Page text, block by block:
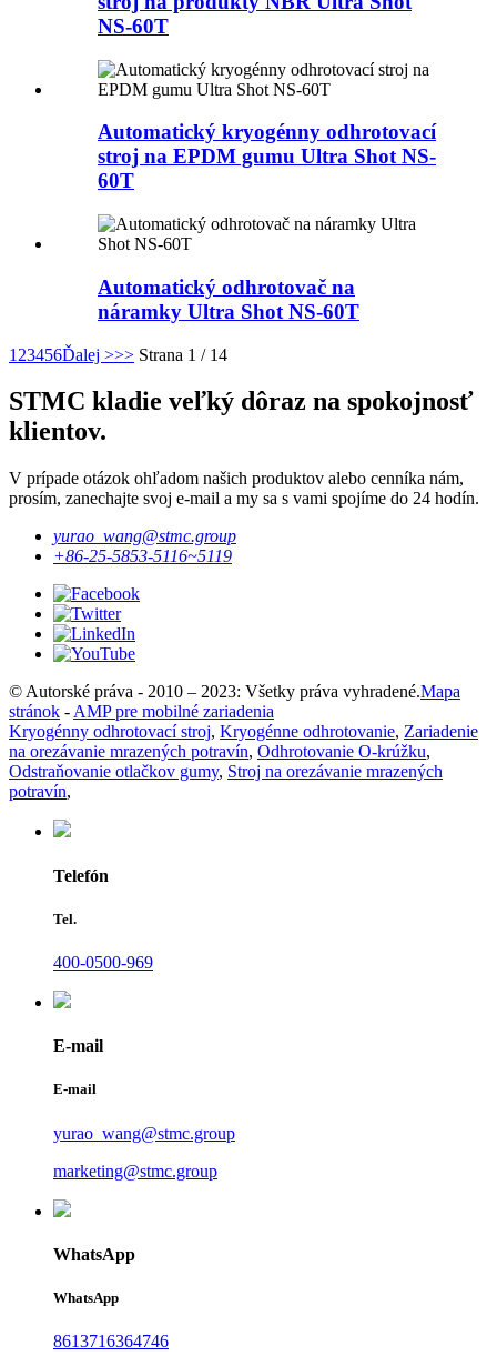
NS-60T
Automatický kryogénny odhrotovací
stroj na EPDM gumu Ultra Shot NS-
60T
Automatický odhrotovač na
náramky Ultra Shot NS-60T
1 23456Ďalej >>> Strana 1 / 14
STMC kladie veľký dôraz na spokojnosť
klientov.
V prípade otázok ohľadom našich produktov alebo cenníka nám,
prosím, zanechajte svoj e-mail a my sa s vami spojíme do 24 hodín.
yurao_wang@stmc.group
+86-25-5853-5116~5119
© Autorské práva - 2010 – 2023: Všetky práva vyhradené.Mapa
stránok - AMP pre mobilné zariadenia
Kryogénny odhrotovací stroj, Kryogénne odhrotovanie, Zariadenie
na orezávanie mrazených potravín, Odhrotovanie O-krúžku,
Odstraňovanie otlačkov gumy, Stroj na orezávanie mrazených
potravín,
Telefón
Tel.
400-0500-969
E-mail
E-mail
yurao_wang@stmc.group
marketing@stmc.group
WhatsApp
WhatsApp
8613716364746